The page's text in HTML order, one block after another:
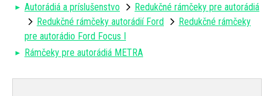
Autorádiá a príslušenstvo
Redukčné rámčeky pre autorádiá
Redukčné rámčeky autorádií Ford
Redukčné rámčeky
pre autorádio Ford Focus I
Rámčeky pre autorádiá METRA